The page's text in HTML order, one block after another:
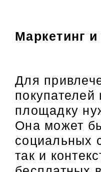
Маркетинг
Для
площадку
Она может
социальных
так и